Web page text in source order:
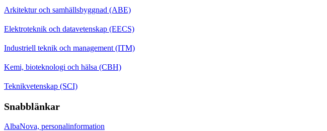
Arkitektur och samhällsbyggnad (ABE)
Elektroteknik och datavetenskap (EECS)
Industriell teknik och management (ITM)
Kemi, bioteknologi och hälsa (CBH)
Teknikvetenskap (SCI)
Snabblänkar
AlbaNova, personalinformation